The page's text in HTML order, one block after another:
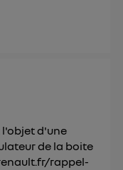
d'une
de la boite
rappel-